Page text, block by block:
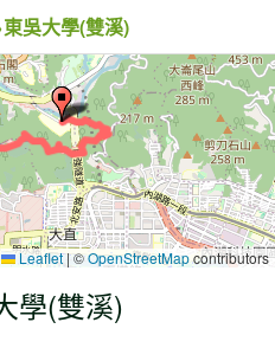
吳大學(雙溪)
Leaflet|©OpenStreetMapcontributors
學(雙溪)